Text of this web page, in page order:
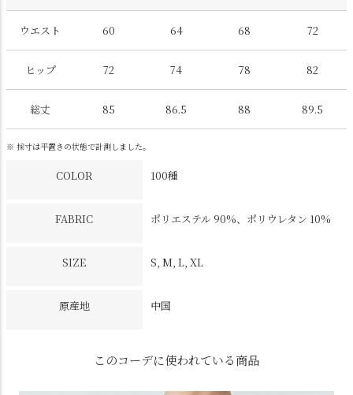
ウエスト 60 64 68 72
ヒップ 72 74 78 82
総丈 85 86.5 88 89.5
※ 採寸は平置きの状態で計測しました。
COLOR 100種
FABRIC ポリエステル 90%、ポリウレタン 10%
SIZE S, M, L, XL
原産地 中国
このコーデに使われている商品